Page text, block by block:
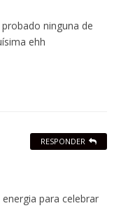
ninguna de
ehh
para celebrar
RESPONDER